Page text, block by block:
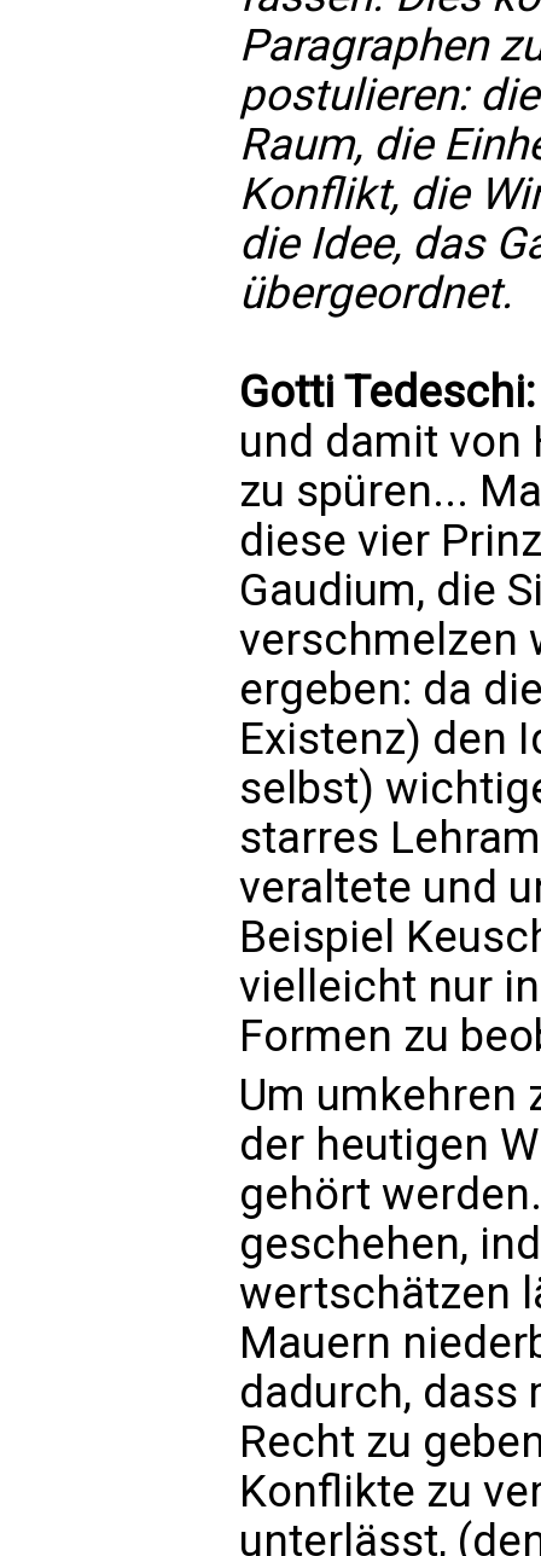
Paragraphen
postulieren:
Raum, die
Konflikt, die
die Idee, das
übergeordnet.
Gotti
und damit von
zu spüren...
diese vier
Gaudium, die
verschmelzen
ergeben: da
Existenz) den
selbst)
starres
veraltete und
Beispiel
vielleicht nur
Formen zu
Um umkehren
der heutigen
gehört
geschehen,
wertschätzen
Mauern
dadurch, dass
Recht zu
Konflikte zu
unterlässt,